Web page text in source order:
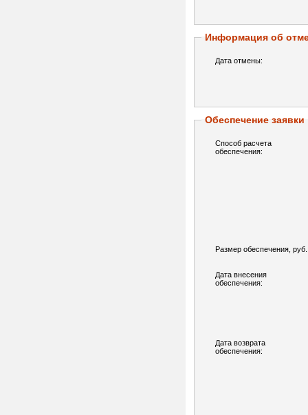
Информация об
Дата отмены:
Обеспечение заявки
Способ расчета
обеспечения:
Размер обеспечения,
Дата внесения
обеспечения:
Дата возврата
обеспечения: